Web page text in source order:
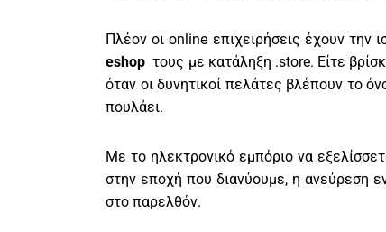
Πλέον οι online επιχειρήσεις έχουν την
eshop τους με κατάληξη .store. Είτε
όταν οι δυνητικοί πελάτες βλέπουν το
πουλάει.
Με το ηλεκτρονικό εμπόριο να
στην εποχή που διανύουμε, η ανεύρεση
στο παρελθόν.